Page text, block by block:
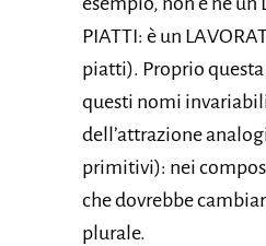
PIATTI: è un
piatti). Proprio
questi nomi
dell’attrazione
primitivi): nei
che dovrebbe
plurale.